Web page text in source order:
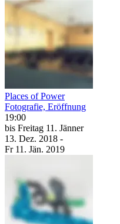
Places of Power
Fotografie, Eröffnung
19:00
bis Freitag 11. Jänner
13. Dez. 2018 -
Fr 11. Jän. 2019